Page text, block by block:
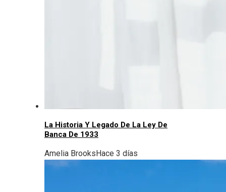
La Historia Y Legado De La Ley De
Banca De 1933
Amelia BrooksHace 3 días